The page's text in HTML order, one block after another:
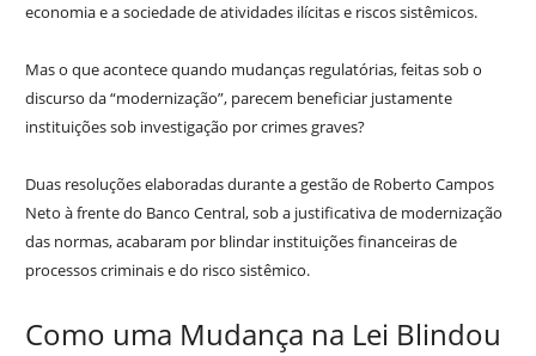
economia e a sociedade de atividades ilícitas e riscos sistêmicos.
Mas o que acontece quando mudanças regulatórias, feitas sob o
discurso da “modernização”, parecem beneficiar justamente
instituições sob investigação por crimes graves?
Duas resoluções elaboradas durante a gestão de Roberto Campos
Neto à frente do Banco Central, sob a justificativa de modernização
das normas, acabaram por blindar instituições financeiras de
processos criminais e do risco sistêmico.
Como uma Mudança na Lei Blindou